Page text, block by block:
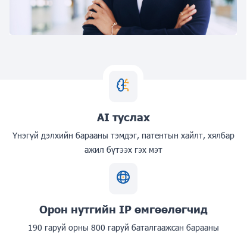
AI туслах
Үнэгүй дэлхийн барааны тэмдэг, патентын хайлт, хялбар
ажил бүтээх гэх мэт
Орон нутгийн IP өмгөөлөгчид
190 гаруй орны 800 гаруй баталгаажсан барааны